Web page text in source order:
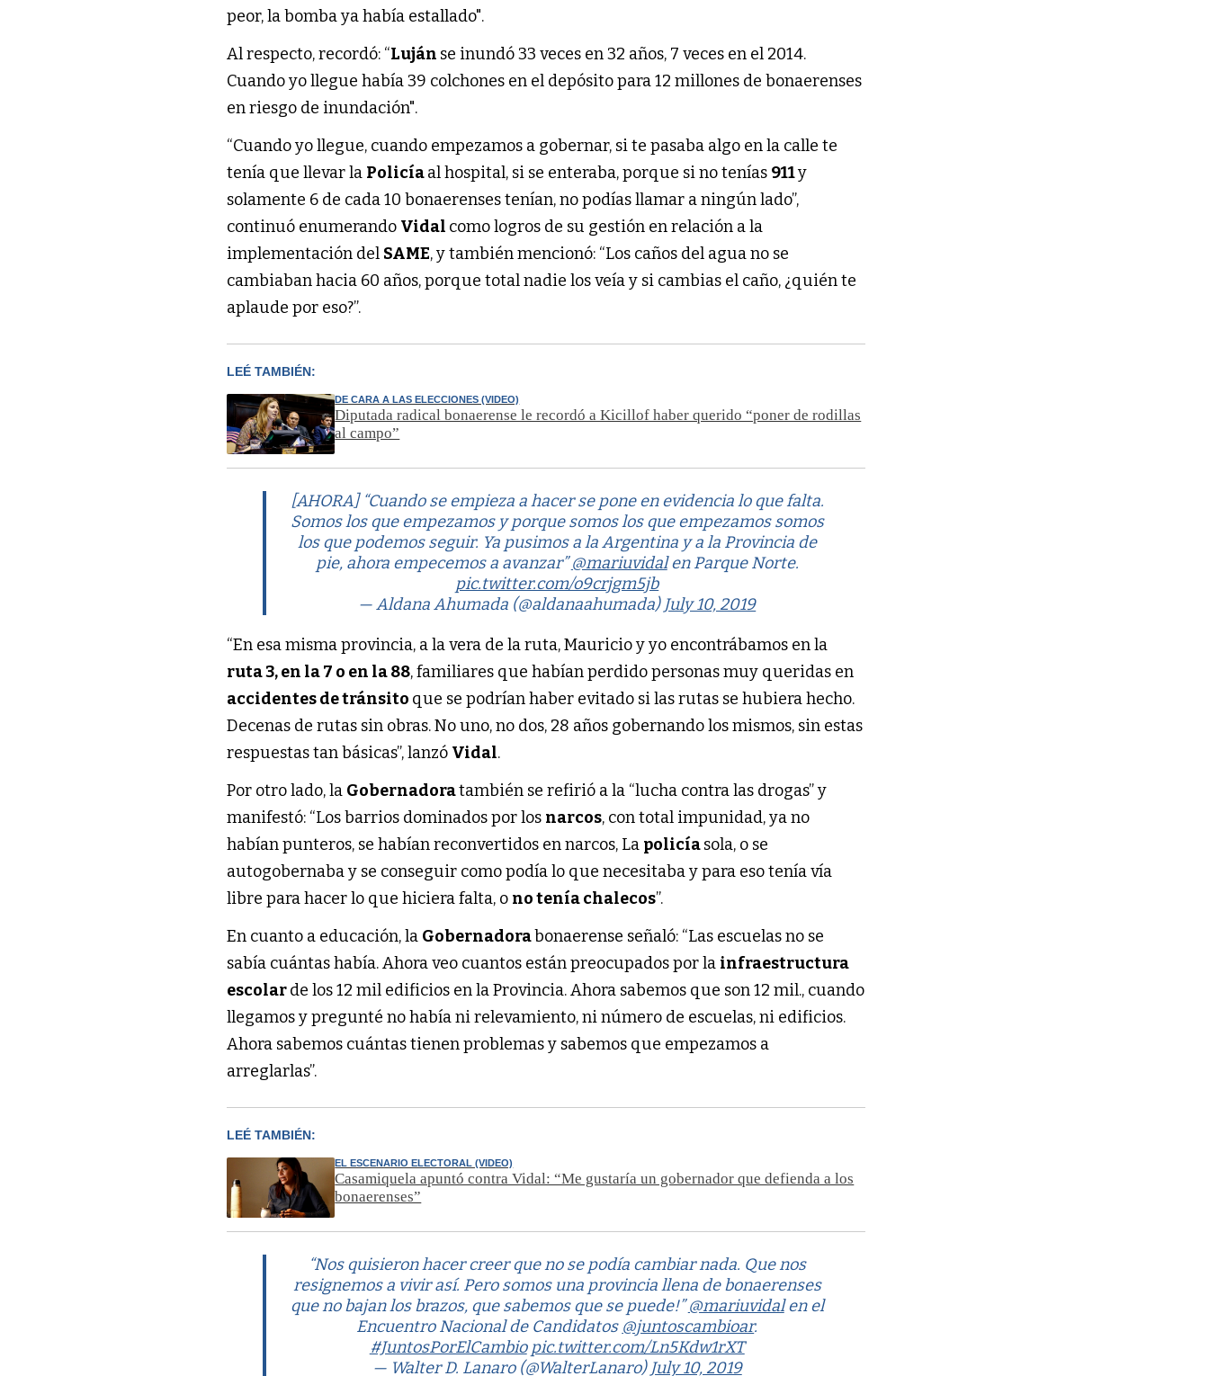
peor, la bomba ya había estallado".
Al respecto, recordó: “Luján se inundó 33 veces en 32 años, 7 veces en el 2014.
Cuando yo llegue había 39 colchones en el depósito para 12 millones de bonaerenses
en riesgo de inundación".
“Cuando yo llegue, cuando empezamos a gobernar, si te pasaba algo en la calle te
tenía que llevar la Policíaal hospital, si se enteraba, porque si no tenías 911y
solamente 6 de cada 10 bonaerenses tenían, no podías llamar a ningún lado”,
continuó enumerando Vidal como logros de su gestión en relación a la
implementación del SAME, y también mencionó: “Los caños del agua no se
cambiaban hacia 60 años, porque total nadie los veía y si cambias el caño, ¿quién te
aplaude por eso?”.
LEÉ TAMBIÉN:
DE CARA A LAS ELECCIONES (VIDEO)
Diputada radical bonaerense le recordó a Kicillof haber querido “poner de rodillas
al campo”
[AHORA] “Cuando se empieza a hacer se pone en evidencia lo que falta.
Somos los que empezamos y porque somos los que empezamos somos
los que podemos seguir. Ya pusimos a la Argentina y a la Provincia de
pie, ahora empecemos a avanzar”@mariuvidalen Parque Norte.
pic.twitter.com/o9crjgm5jb
— Aldana Ahumada (@aldanaahumada) July 10, 2019
“En esa misma provincia, a la vera de la ruta, Mauricio y yo encontrábamos en la
ruta 3, en la 7 o en la 88, familiares que habían perdido personas muy queridas en
accidentes de tránsito que se podrían haber evitado si las rutas se hubiera hecho.
Decenas de rutas sin obras. No uno, no dos, 28 años gobernando los mismos, sin estas
respuestas tan básicas”, lanzó Vidal.
Por otro lado, la Gobernadoratambién se refirió a la “lucha contra las drogas” y
manifestó: “Los barrios dominados por los narcos, con total impunidad, ya no
habían punteros, se habían reconvertidos en narcos, La policíasola, o se
autogobernaba y se conseguir como podía lo que necesitaba y para eso tenía vía
libre para hacer lo que hiciera falta, o no tenía chalecos”.
En cuanto a educación, la Gobernadorabonaerense señaló: “Las escuelas no se
sabía cuántas había. Ahora veo cuantos están preocupados por la infraestructura
escolarde los 12 mil edificios en la Provincia. Ahora sabemos que son 12 mil., cuando
llegamos y pregunté no había ni relevamiento, ni número de escuelas, ni edificios.
Ahora sabemos cuántas tienen problemas y sabemos que empezamos a
arreglarlas”.
LEÉ TAMBIÉN:
EL ESCENARIO ELECTORAL (VIDEO)
Casamiquela apuntó contra Vidal: “Me gustaría un gobernador que defienda a los
bonaerenses”
“Nos quisieron hacer creer que no se podía cambiar nada. Que nos
resignemos a vivir así. Pero somos una provincia llena de bonaerenses
que no bajan los brazos, que sabemos que se puede!”@mariuvidalen el
Encuentro Nacional de Candidatos @juntoscambioar.
#JuntosPorElCambio pic.twitter.com/Ln5Kdw1rXT
— Walter D. Lanaro (@WalterLanaro) July 10, 2019